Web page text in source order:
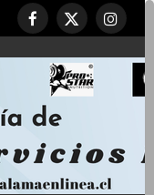
Facebook
X